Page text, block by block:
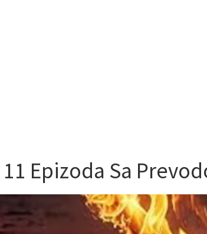
Epizoda Sa